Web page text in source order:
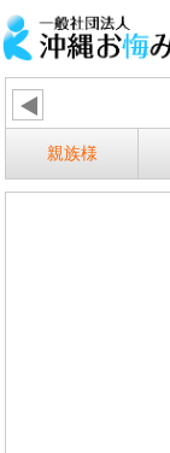
親族様